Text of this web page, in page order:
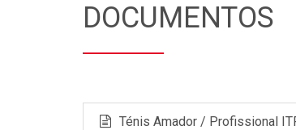
DOCUMENTOS
Ténis Amador / Profissional